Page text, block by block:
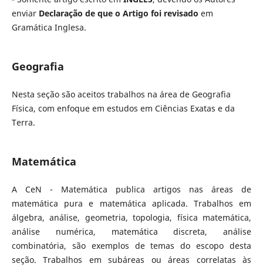
enviar Declaração de que o Artigo foi revisado em
Gramática Inglesa.
Geografia
Nesta seção são aceitos trabalhos na área de Geografia
Física, com enfoque em estudos em Ciências Exatas e da
Terra.
Matemática
A CeN - Matemática publica artigos nas áreas de
matemática pura e matemática aplicada. Trabalhos em
álgebra, análise, geometria, topologia, física matemática,
análise numérica, matemática discreta, análise
combinatória, são exemplos de temas do escopo desta
seção. Trabalhos em subáreas ou áreas correlatas às